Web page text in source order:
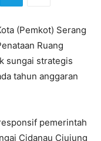
(Pemkot) Serang
Ruang
sungai strategis
tahun anggaran
pemerintah
Cidanau Ciujung